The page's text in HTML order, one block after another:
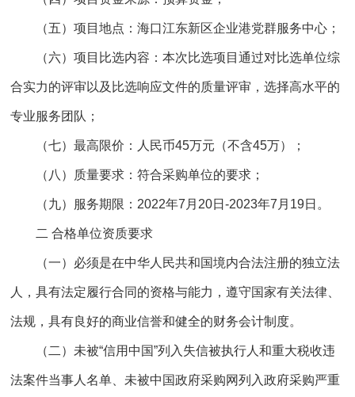
（五）项目地点：海口江东新区企业港党群服务中心；
（六）项目比选内容：本次比选项目通过对比选单位综
合实力的评审以及比选响应文件的质量评审，选择高水平的
专业服务团队；
（七）最高限价：人民币45万元（不含45万）；
（八）质量要求：符合采购单位的要求；
（九）服务期限：2022年7月20日-2023年7月19日。
二 合格单位资质要求
（一）必须是在中华人民共和国境内合法注册的独立法
人，具有法定履行合同的资格与能力，遵守国家有关法律、
法规，具有良好的商业信誉和健全的财务会计制度。
（二）未被“信用中国”列入失信被执行人和重大税收违
法案件当事人名单、未被中国政府采购网列入政府采购严重